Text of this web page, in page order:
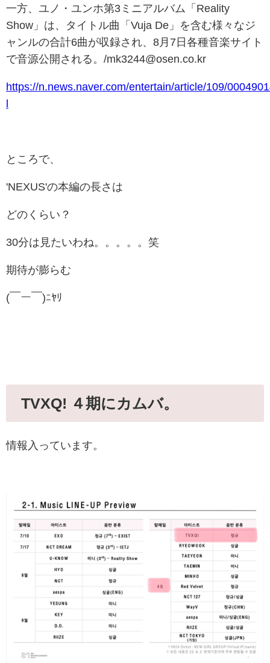
一方、ユノ・ユンホ第3ミニアルバム「Reality
Show」は、タイトル曲「Vuja De」を含む様々なジ
ャンルの合計6曲が収録され、8月7日各種音楽サイト
で音源公開される。/mk3244@osen.co.kr
https://n.news.naver.com/entertain/article/109/
ところで、
'NEXUS'の本編の長さは
どのくらい？
30分は見たいわね。。。。。笑
期待が膨らむ
(￣ー￣)ﾆﾔﾘ
TVXQ! ４期にカムバ。
情報入っています。